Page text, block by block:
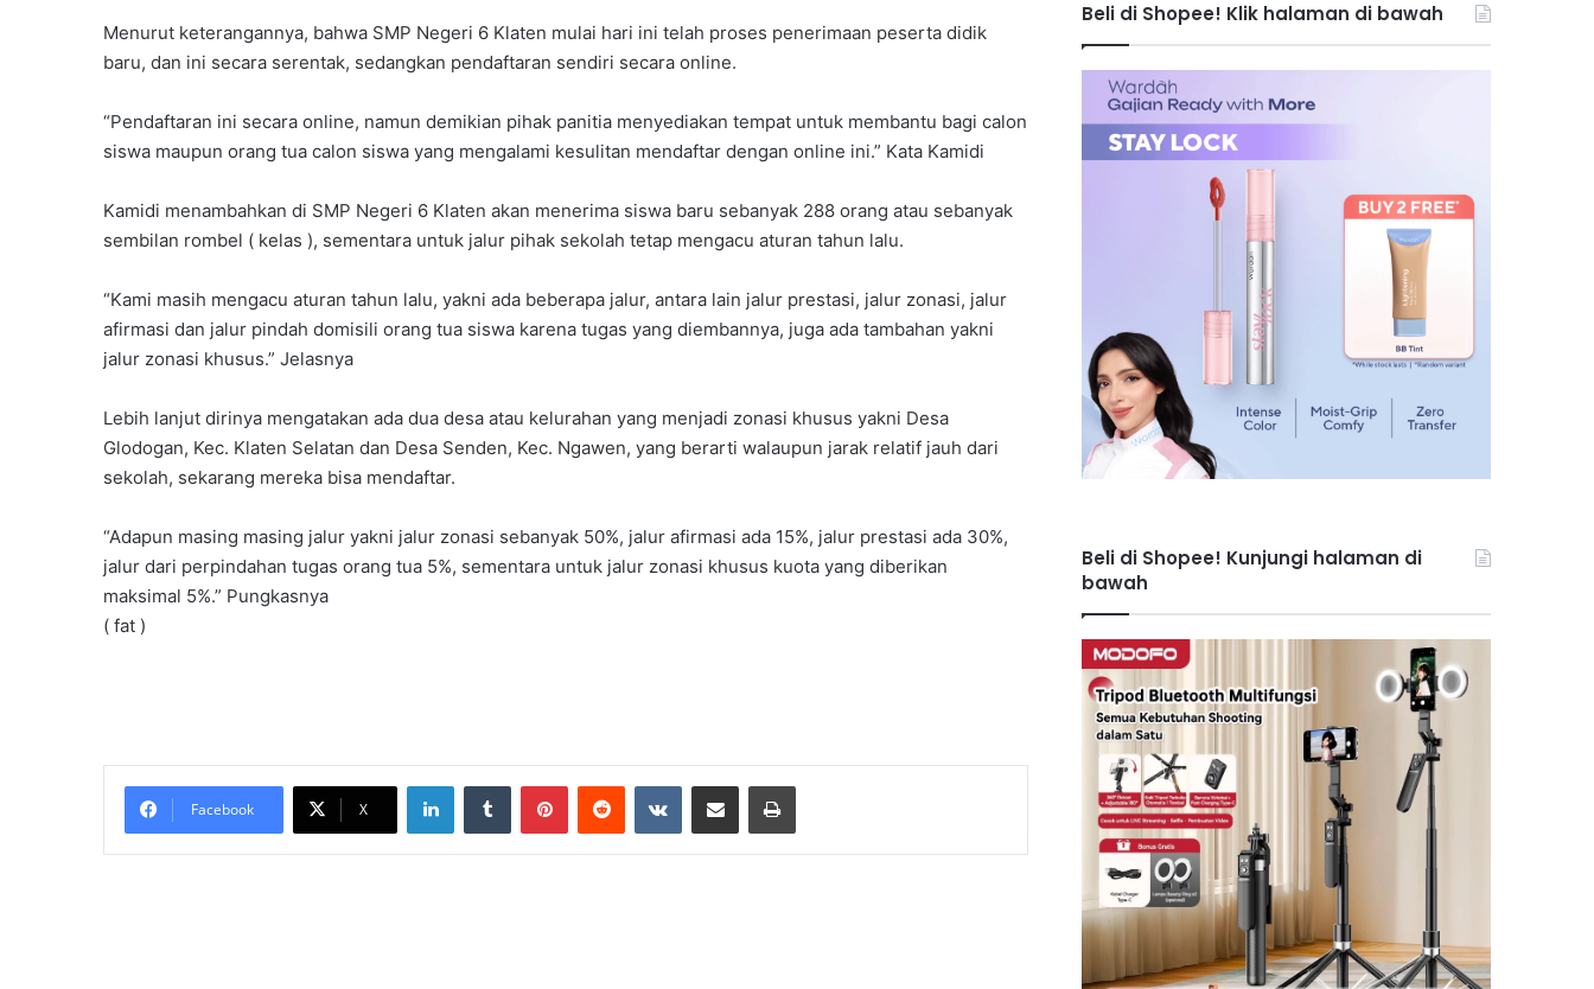
Menurut keterangannya, bahwa SMP Negeri 6 Klaten mulai hari ini telah proses penerimaan peserta didik
baru, dan ini secara serentak, sedangkan pendaftaran sendiri secara online.
“Pendaftaran ini secara online, namun demikian pihak panitia menyediakan tempat untuk membantu bagi calon
siswa maupun orang tua calon siswa yang mengalami kesulitan mendaftar dengan online ini.” Kata Kamidi
Kamidi menambahkan di SMP Negeri 6 Klaten akan menerima siswa baru sebanyak 288 orang atau sebanyak
sembilan rombel ( kelas ), sementara untuk jalur pihak sekolah tetap mengacu aturan tahun lalu.
“Kami masih mengacu aturan tahun lalu, yakni ada beberapa jalur, antara lain jalur prestasi, jalur zonasi, jalur
afirmasi dan jalur pindah domisili orang tua siswa karena tugas yang diembannya, juga ada tambahan yakni
jalur zonasi khusus.” Jelasnya
Lebih lanjut dirinya mengatakan ada dua desa atau kelurahan yang menjadi zonasi khusus yakni Desa
Glodogan, Kec. Klaten Selatan dan Desa Senden, Kec. Ngawen, yang berarti walaupun jarak relatif jauh dari
sekolah, sekarang mereka bisa mendaftar.
“Adapun masing masing jalur yakni jalur zonasi sebanyak 50%, jalur afirmasi ada 15%, jalur prestasi ada 30%,
jalur dari perpindahan tugas orang tua 5%, sementara untuk jalur zonasi khusus kuota yang diberikan
maksimal 5%.” Pungkasnya
( fat )
Facebook X
Beli di Shopee! Klik halaman di bawah
Beli di Shopee! Kunjungi halaman di
bawah